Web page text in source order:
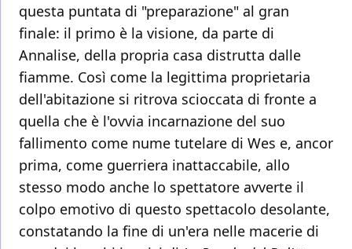
questa puntata di "preparazione" al gran
finale: il primo è la visione, da parte di
Annalise, della propria casa distrutta dalle
fiamme. Così come la legittima proprietaria
dell'abitazione si ritrova scioccata di fronte a
quella che è l'ovvia incarnazione del suo
fallimento come nume tutelare di Wes e, ancor
prima, come guerriera inattaccabile, allo
stesso modo anche lo spettatore avverte il
colpo emotivo di questo spettacolo desolante,
constatando la fine di un'era nelle macerie di